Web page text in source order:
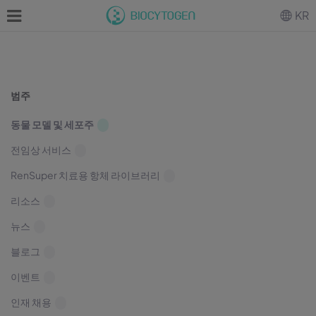
범주
동물 모델 및 세포주
전임상 서비스
RenSuper 치료용 항체 라이브러리
리소스
뉴스
블로그
이벤트
인재 채용
KR